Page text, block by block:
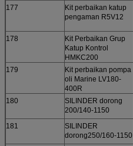
177
Kit perbaikan katup
pengaman R5V12
178
Kit Perbaikan Grup
Katup Kontrol
HMKC200
179
Kit perbaikan pompa
oli Marine LV180-
400R
180
SILINDER dorong
200/140-1150
181
SILINDER
dorong250/160-1150